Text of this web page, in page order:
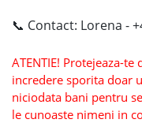
📞 Contact: Lorena -
ATENTIE! Protejeaza-
incredere sporita doar
niciodata bani pentru
le cunoaste nimeni in